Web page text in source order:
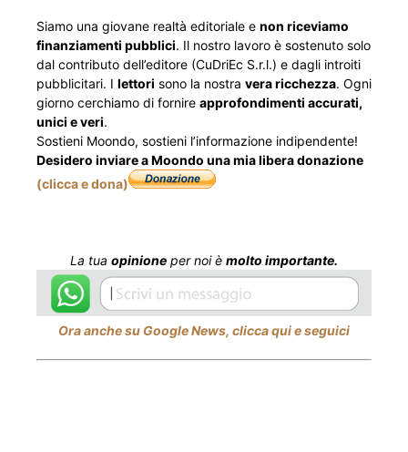
Siamo una giovane realtà editoriale e non riceviamo
finanziamenti pubblici. Il nostro lavoro è sostenuto solo
dal contributo dell’editore (CuDriEc S.r.l.) e dagli introiti
pubblicitari. I lettori sono la nostra vera ricchezza. Ogni
giorno cerchiamo di fornire approfondimenti accurati,
unici e veri.
Sostieni Moondo, sostieni l’informazione indipendente!
Desidero inviare a Moondo una mia libera donazione
(clicca e dona)
La tua opinione per noi è molto importante.
Ora anche su Google News, clicca qui e seguici